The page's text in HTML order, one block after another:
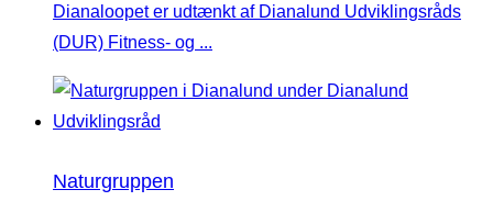
Dianaloopet er udtænkt af Dianalund Udviklingsråds
(DUR) Fitness- og ...
Naturgruppen